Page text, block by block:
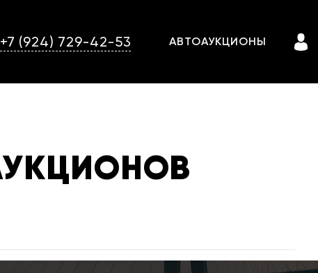
+7 (924) 729-42-53 АВТОАУКЦИОНЫ